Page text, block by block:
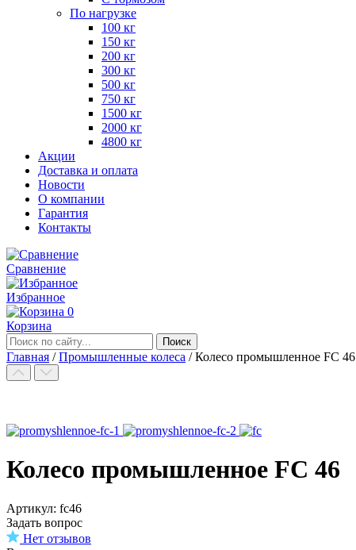
По нагрузке
100 кг
150 кг
200 кг
300 кг
500 кг
750 кг
1500 кг
2000 кг
4800 кг
Акции
Доставка и оплата
Новости
О компании
Гарантия
Контакты
Сравнение
Избранное
0
Корзина
Главная /Промышленные колеса /Колесо промышленное FC 46
Колесо промышленное FC 46
Aртикул: fc46
Задать вопрос
Нет отзывов